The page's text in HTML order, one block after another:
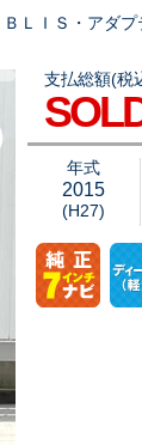
ＬＩＳ・アダ
ＸＣ６０Ｄ４Ｓ
に誇る安全機能
支払総額(税
年式
2015
(H27)